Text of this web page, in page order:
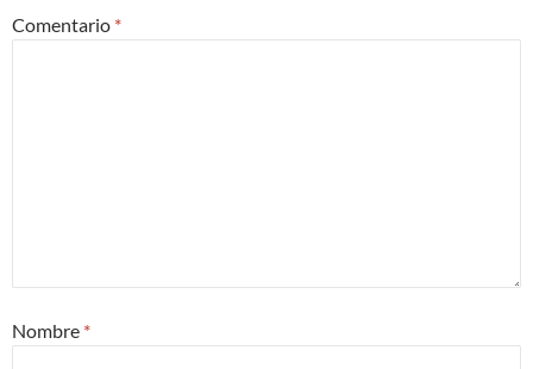
Comentario *
Nombre *